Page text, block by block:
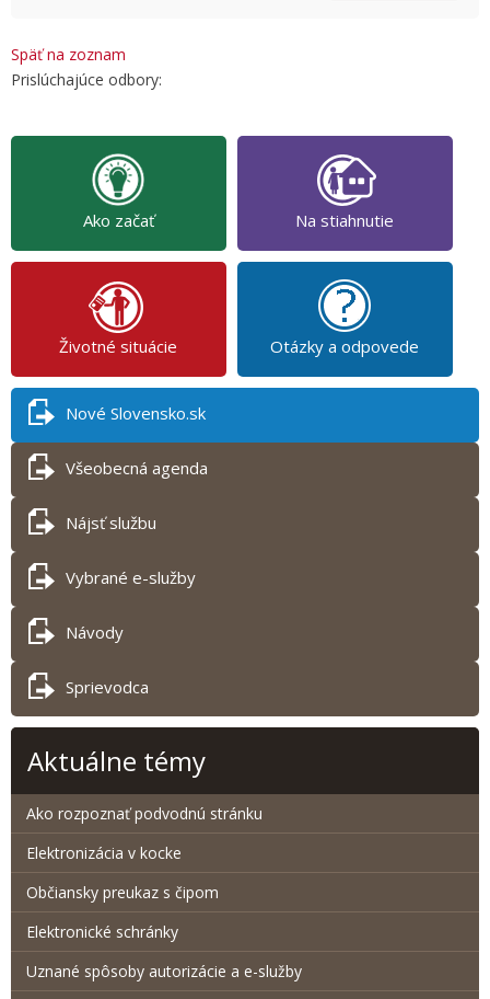
Späť na zoznam
Prislúchajúce odbory:
Ako začať Na stiahnutie
Životné situácie Otázky a odpovede
Nové Slovensko.sk
Všeobecná agenda
Nájsť službu
Vybrané e-služby
Návody
Sprievodca
Aktuálne témy
Ako rozpoznať podvodnú stránku
Elektronizácia v kocke
Občiansky preukaz s čipom
Elektronické schránky
Uznané spôsoby autorizácie a e-služby